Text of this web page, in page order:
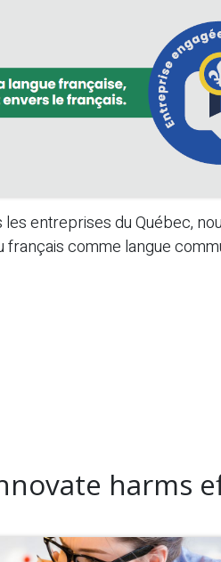
entreprises du Québec,
comme langue
harms